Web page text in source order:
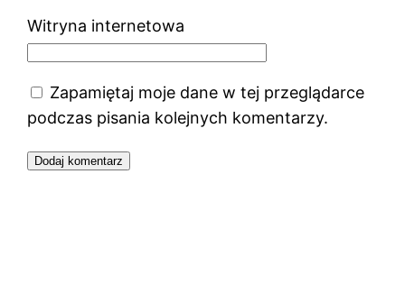
Witryna internetowa
Zapamiętaj moje dane w tej przeglądarce
podczas pisania kolejnych komentarzy.